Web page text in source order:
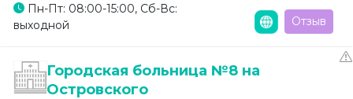
Пн-Пт: 08:00-15:00, Сб-Вс:
выходной
Отзыв
Городская больница №8 на
Островского